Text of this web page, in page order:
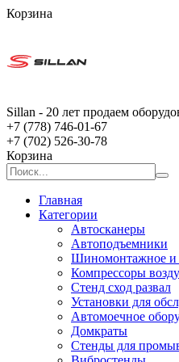
Корзина
Sillan - 20 лет продаем
+7 (778) 746-01-67
+7 (702) 526-30-78
Корзина
Главная
Категории
Автосканеры
Автоподъемники
Шиномонтажное и
Компрессоры
Стенд сход развал
Установки для
Автомоечное
Домкраты
Стенды для